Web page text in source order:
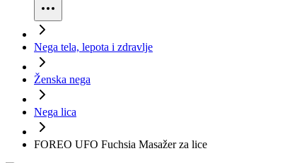
Nega tela, lepota i zdravlje
Ženska nega
Nega lica
FOREO UFO Fuchsia Masažer za lice